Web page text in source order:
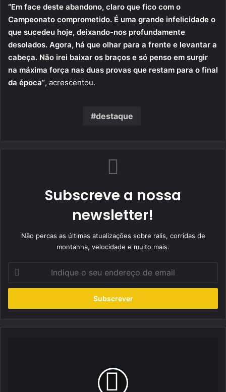
“Em face deste abandono, claro que fico com o
Campeonato comprometido. É uma grande infelicidade o
que sucedeu hoje, deixando-nos profundamente
desolados. Agora, há que olhar para a frente e levantar a
cabeça. Não irei baixar os braços e só penso em surgir
na máxima força nas duas provas que restam para o final
da época”, acrescentou.
destaque
Subscreve a nossa
newsletter!
Não percas as últimas atualizações sobre ralis, corridas de
montanha, velocidade e muito mais.
seu
de